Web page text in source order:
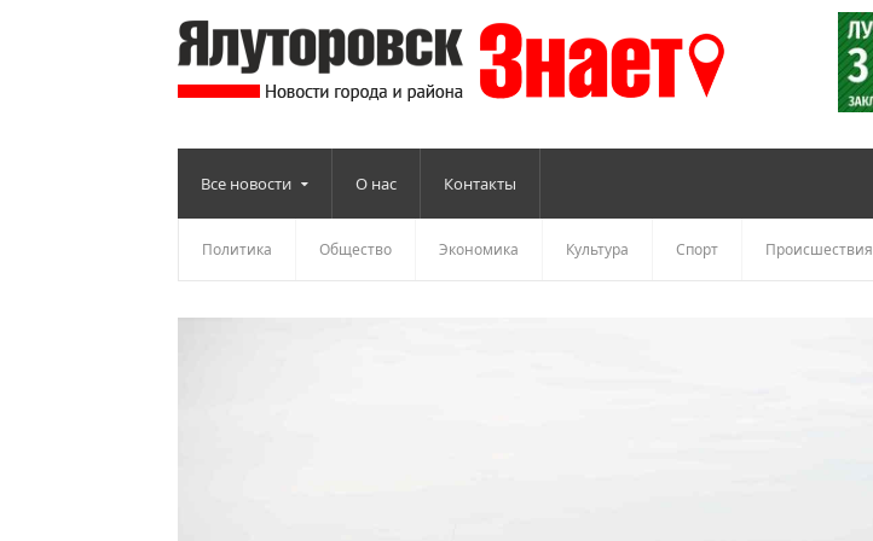
Все новости О нас Контакты
Политика Общество Экономика Культура Спорт Происшествия